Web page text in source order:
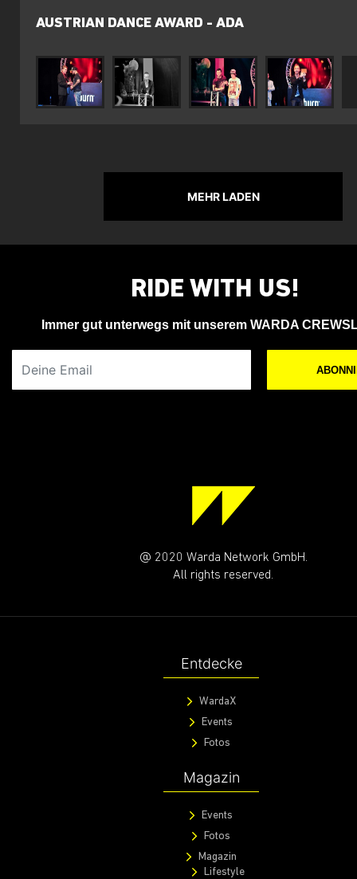
AUSTRIAN DANCE AWARD - ADA
MEHR LADEN
RIDE WITH US!
Immer gut unterwegs mit unserem WARDA
@ 2020 Warda Network GmbH.
All rights reserved.
Entdecke
WardaX
Events
Fotos
Magazin
Events
Fotos
Magazin
Lifestyle